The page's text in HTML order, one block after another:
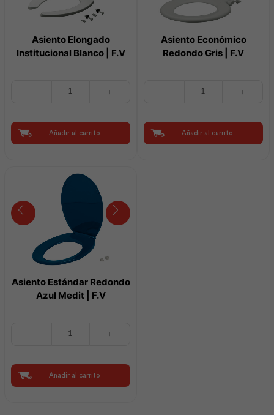
Asiento Elongado
Institucional Blanco | F.V
Blanco
F.V
Añadir al carrito
Asiento Económico
Redondo Gris | F.V
Gris
F.V
Añadir al carrito
Asiento Estándar Redondo
Azul Medit | F.V
Azul
Medit
|
Añadir al carrito